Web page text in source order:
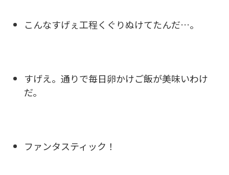
こんなすげぇ工程くぐりぬけてたんだ…。
すげえ。通りで毎日卵かけご飯が美味いわけ
だ。
ファンタスティック！